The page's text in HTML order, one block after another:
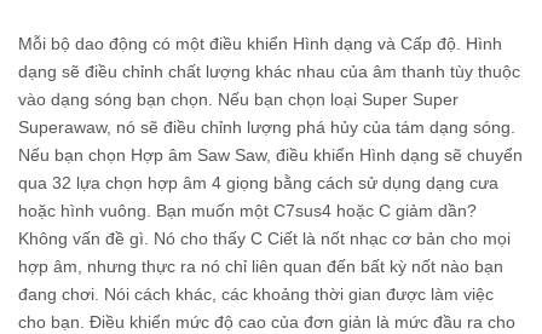
Mỗi bộ dao động có một điều khiển Hình dạng và Cấp độ. Hình
dạng sẽ điều chỉnh chất lượng khác nhau của âm thanh tùy thuộc
vào dạng sóng bạn chọn. Nếu bạn chọn loại Super Super
Superawaw, nó sẽ điều chỉnh lượng phá hủy của tám dạng sóng.
Nếu bạn chọn Hợp âm Saw Saw, điều khiển Hình dạng sẽ chuyển
qua 32 lựa chọn hợp âm 4 giọng bằng cách sử dụng dạng cưa
hoặc hình vuông. Bạn muốn một C7sus4 hoặc C giảm dần?
Không vấn đề gì. Nó cho thấy C Ciết là nốt nhạc cơ bản cho mọi
hợp âm, nhưng thực ra nó chỉ liên quan đến bất kỳ nốt nào bạn
đang chơi. Nói cách khác, các khoảng thời gian được làm việc
cho bạn. Điều khiển mức độ cao của đơn giản là mức đầu ra cho